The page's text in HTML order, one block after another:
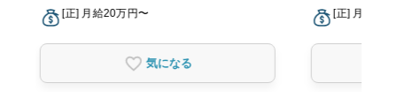
[正] 月給20万円〜
気になる
[正] 月給20